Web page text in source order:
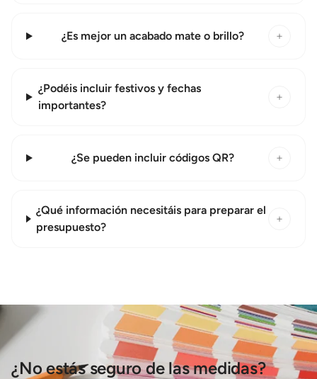
¿Es mejor un acabado mate o brillo? +
¿Podéis incluir festivos y fechas
importantes?
+
¿Se pueden incluir códigos QR? +
¿Qué información necesitáis para preparar el
presupuesto?
+
¿No estás seguro de las medidas?